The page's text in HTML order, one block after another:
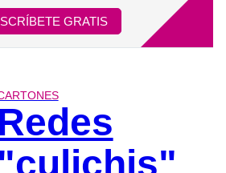
GRATIS
Redes
"culichis"